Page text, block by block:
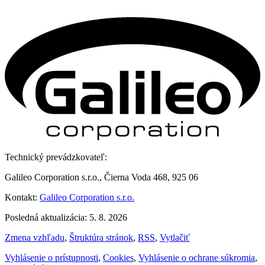
Technický prevádzkovateľ:
Galileo Corporation s.r.o., Čierna Voda 468, 925 06
Kontakt: Galileo Corporation s.r.o.
Posledná aktualizácia: 5. 8. 2026
Zmena vzhľadu, Štruktúra stránok, RSS, Vytlačiť
Vyhlásenie o prístupnosti, Cookies, Vyhlásenie o ochrane súkromia,